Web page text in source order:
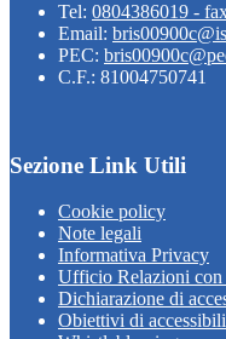
Tel: 0804386019 -
Email:
PEC:
C.F.: 81004750741
Sezione Link Utili
Cookie policy
Note legali
Informativa Privacy
Ufficio Relazioni
Dichiarazione di
Obiettivi di